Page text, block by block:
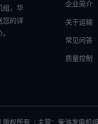
组，华
您的详
企业简介
关于运输
常见问答
质量控制
版权所有 | 主营： 柴油发电机组